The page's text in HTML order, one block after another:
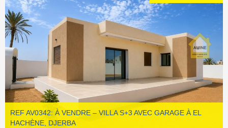
REF AV0342: À VENDRE – VILLA S+3 AVEC GARAGE À EL
HACHÈNE, DJERBA